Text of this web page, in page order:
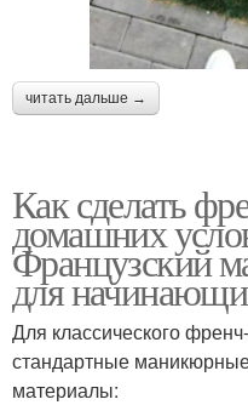
читать дальше →
Как сделать
домашних
Французский
для
Для классического
стандартные
материалы: